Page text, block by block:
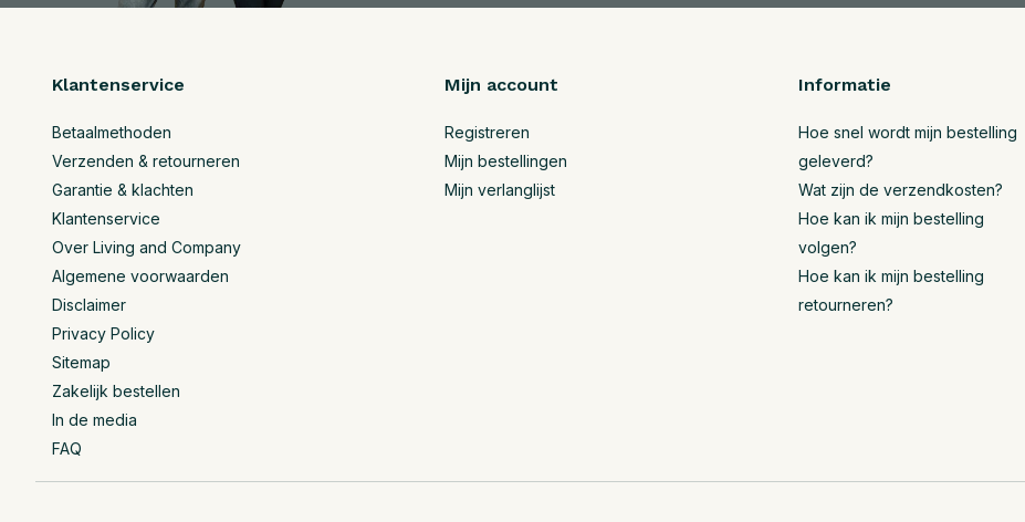
Klantenservice
Betaalmethoden
Verzenden & retourneren
Garantie & klachten
Klantenservice
Over Living and Company
Algemene voorwaarden
Disclaimer
Privacy Policy
Sitemap
Zakelijk bestellen
In de media
FAQ
Mijn account
Registreren
Mijn bestellingen
Mijn verlanglijst
Informatie
Hoe snel wordt mijn bestelling
geleverd?
Wat zijn de verzendkosten?
Hoe kan ik mijn bestelling
volgen?
Hoe kan ik mijn bestelling
retourneren?